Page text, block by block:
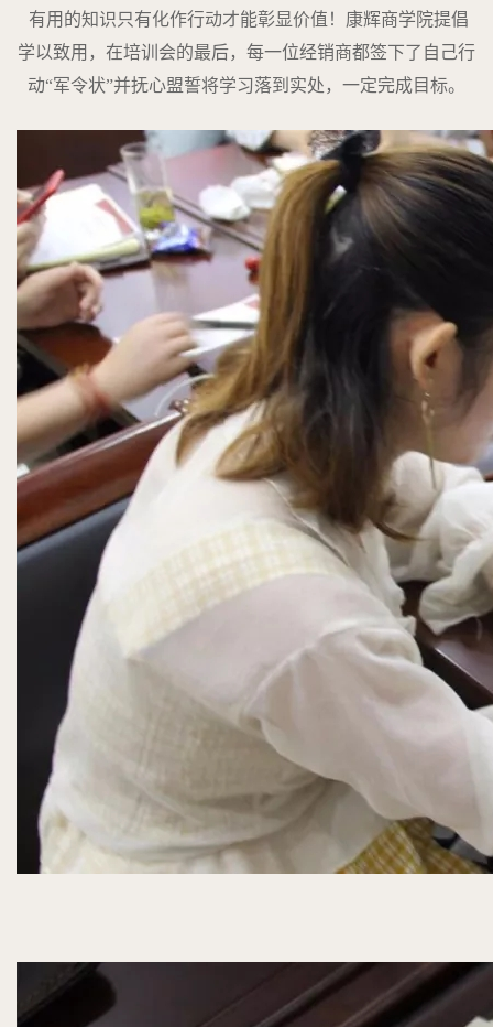
有用的知识只有化作行动才能彰显价值！康辉商学院提倡
学以致用，在培训会的最后，每一位经销商都签下了自己行
动“军令状”并抚心盟誓将学习落到实处，一定完成目标。